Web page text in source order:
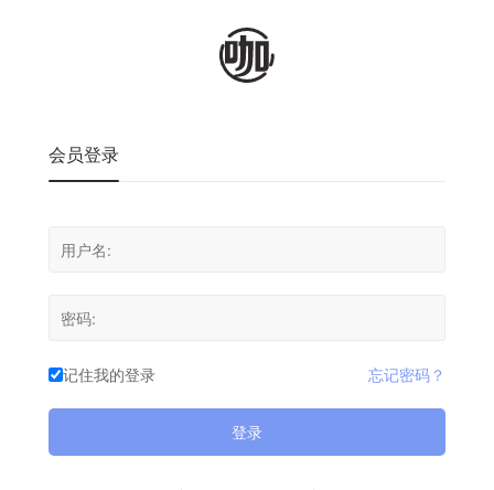
会员登录
记住我的登录 忘记密码？
登录